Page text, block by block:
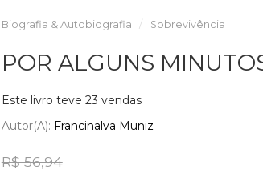
Biografia & Autobiografia Sobrevivência
POR ALGUNS
Este livro teve 23 vendas
Autor(a): Francinalva Muniz
R$ 56,94